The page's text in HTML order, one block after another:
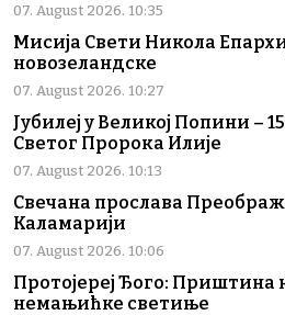
07. August 2026. 10:35
Мисија Свети Никола
новозеландске
07. August 2026. 10:27
Јубилеј у Великој Попини –
Светог Пророка Илије
07. August 2026. 10:13
Свечана прослава
Каламарији
07. August 2026. 10:06
Протојереј Ђого: Приштина
немањићке светиње